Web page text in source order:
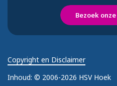
Bezoek
Inhoud: © 2006-2026 HSV Hoek
Copyright en Disclaimer